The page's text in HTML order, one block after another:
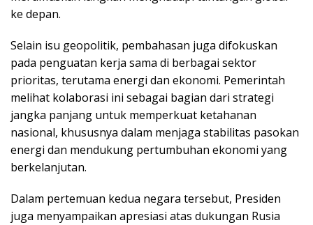
ke depan.
Selain isu geopolitik, pembahasan juga difokuskan
pada penguatan kerja sama di berbagai sektor
prioritas, terutama energi dan ekonomi. Pemerintah
melihat kolaborasi ini sebagai bagian dari strategi
jangka panjang untuk memperkuat ketahanan
nasional, khususnya dalam menjaga stabilitas pasokan
energi dan mendukung pertumbuhan ekonomi yang
berkelanjutan.
Dalam pertemuan kedua negara tersebut, Presiden
juga menyampaikan apresiasi atas dukungan Rusia